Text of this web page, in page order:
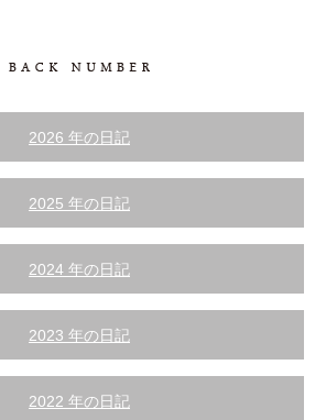
2026 年の日記
2025 年の日記
2024 年の日記
2023 年の日記
2022 年の日記